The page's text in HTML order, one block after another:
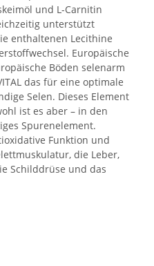
und L-Carnitin
unterstützt
enthaltenen Lecithine
Europäische
Böden selenarm
das für eine optimale
Selen. Dieses Element
ist es aber – in den
Spurenelement.
Funktion und
die Leber,
Schilddrüse und das